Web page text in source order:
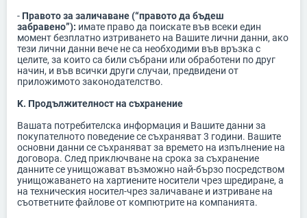
- Правото за заличаване (“правото да бъдеш
забравено”): имате право да поискате във всеки един
момент безплатно изтриването на Вашите лични данни, ако
тези лични данни вече не са необходими във връзка с
целите, за които са били събрани или обработени по друг
начин, и във всички други случаи, предвидени от
приложимото законодателство.
K. Продължителност на съхранение
Вашата потребителска информация и Вашите данни за
покупателното поведение се съхраняват 3 години. Вашите
основни данни се съхраняват за времето на изпълнение на
договора. След приключване на срока за съхранение
данните се унищожават възможно най-бързо посредством
унищожаването на хартиените носители чрез шредиране, а
на техническия носител-чрез заличаване и изтриване на
съответните файлове от компютрите на компанията.